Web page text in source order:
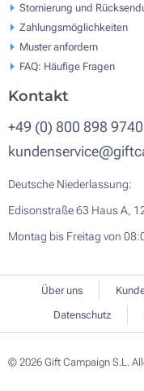
Stornierung und
Zahlungsmöglichkeiten
Muster anfordern
FAQ: Häufige Fragen
Kontakt
+49 (0) 800 898 9740
Deutsche Niederlassung:
Edisonstraße 63 Haus A,
Montag bis Freitag von
Über uns
Datenschutz
© 2026 Gift Campaign S.L.